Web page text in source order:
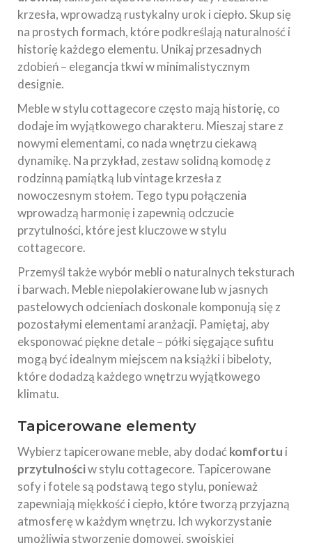
krzesła, wprowadzą rustykalny urok i ciepło. Skup się
na prostych formach, które podkreślają naturalność i
historię każdego elementu. Unikaj przesadnych
zdobień – elegancja tkwi w minimalistycznym
designie.
Meble w stylu cottagecore często mają historię, co
dodaje im wyjątkowego charakteru. Mieszaj stare z
nowymi elementami, co nada wnętrzu ciekawą
dynamikę. Na przykład, zestaw solidną komodę z
rodzinną pamiątką lub vintage krzesła z
nowoczesnym stołem. Tego typu połączenia
wprowadzą harmonię i zapewnią odczucie
przytulności, które jest kluczowe w stylu
cottagecore.
Przemyśl także wybór mebli o naturalnych teksturach
i barwach. Meble niepolakierowane lub w jasnych
pastelowych odcieniach doskonale komponują się z
pozostałymi elementami aranżacji. Pamiętaj, aby
eksponować piękne detale – półki sięgające sufitu
mogą być idealnym miejscem na książki i bibeloty,
które dodadzą każdego wnętrzu wyjątkowego
klimatu.
Tapicerowane elementy
Wybierz tapicerowane meble, aby dodaćkomfortu i
przytulnościw stylu cottagecore. Tapicerowane
sofy i fotele są podstawą tego stylu, ponieważ
zapewniają miękkość i ciepło, które tworzą przyjazną
atmosferę w każdym wnętrzu. Ich wykorzystanie
umożliwia stworzenie domowej, swojskiej